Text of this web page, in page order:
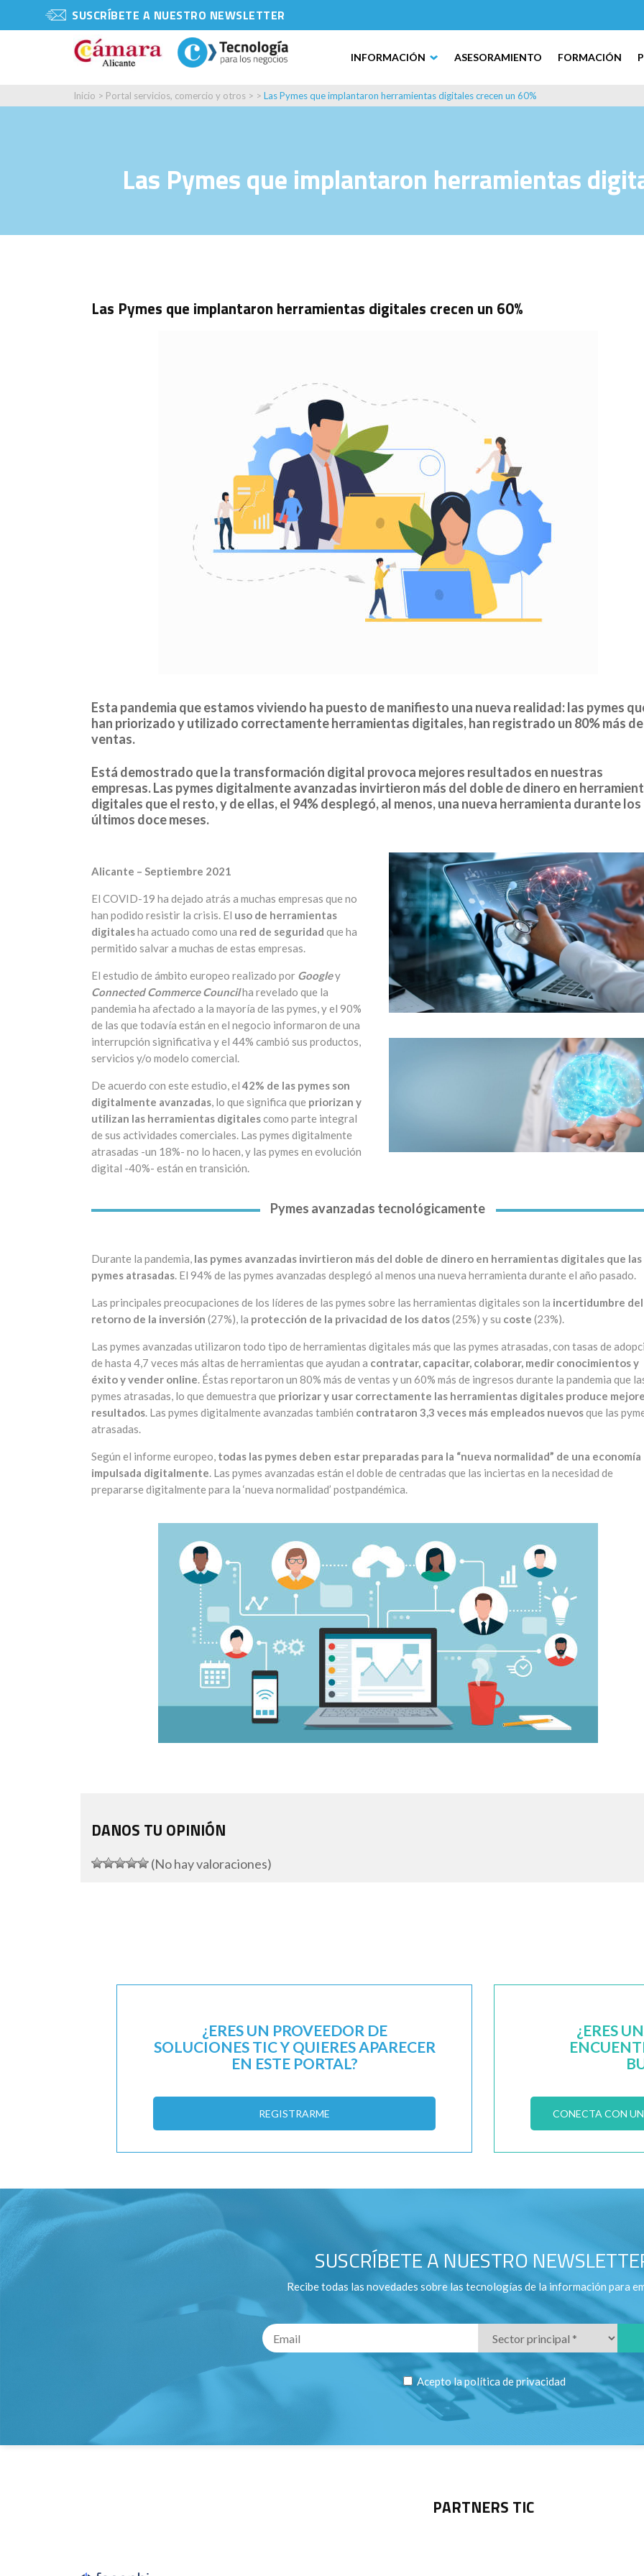
SUSCRÍBETE A NUESTRO NEWSLETTER
INFORMACIÓN ASESORAMIENTO FORMACIÓN
Inicio > Portal servicios, comercio y otros > > Las Pymes que implantaron herramientas digitales crecen un 60%
Las Pymes que implantaron herramientas
Las Pymes que implantaron herramientas digitales crecen un 60%
Esta pandemia que estamos viviendo ha puesto de manifiesto una nueva realidad: las pymes
han priorizado y utilizado correctamente herramientas digitales, han registrado un 80% más de
ventas.
Está demostrado que la transformación digital provoca mejores resultados en nuestras
empresas. Las pymes digitalmente avanzadas invirtieron más del doble de dinero en
digitales que el resto, y de ellas, el 94% desplegó, al menos, una nueva herramienta durante los
últimos doce meses.
Alicante – Septiembre 2021
El COVID-19 ha dejado atrás a muchas empresas que no
han podido resistir la crisis. El uso de herramientas
digitalesha actuado como una red de seguridad que ha
permitido salvar a muchas de estas empresas.
El estudio de ámbito europeo realizado por Googley
Connected Commerce Councilha revelado que la
pandemia ha afectado a la mayoría de las pymes, y el 90%
de las que todavía están en el negocio informaron de una
interrupción significativa y el 44% cambió sus productos,
servicios y/o modelo comercial.
De acuerdo con este estudio, el 42% de las pymes son
digitalmente avanzadas, lo que significa que priorizan y
utilizan las herramientas digitalescomo parte integral
de sus actividades comerciales. Las pymes digitalmente
atrasadas -un 18%- no lo hacen, y las pymes en evolución
digital -40%- están en transición.
Pymes avanzadas tecnológicamente
Durante la pandemia, las pymes avanzadas invirtieron más del doble de dinero en herramientas digitales que las
pymes atrasadas. El 94% de las pymes avanzadas desplegó al menos una nueva herramienta durante el año pasado.
Las principales preocupaciones de los líderes de las pymes sobre las herramientas digitales son la incertidumbre del
retorno de la inversión (27%), la protección de la privacidad de los datos(25%) y su coste (23%).
Las pymes avanzadas utilizaron todo tipo de herramientas digitales más que las pymes atrasadas, con tasas de
de hasta 4,7 veces más altas de herramientas que ayudan a contratar, capacitar, colaborar, medir conocimientos y
éxito y vender online. Éstas reportaron un 80% más de ventas y un 60% más de ingresos durante la pandemia que
pymes atrasadas, lo que demuestra que priorizar y usar correctamente las herramientas digitales produce
resultados. Las pymes digitalmente avanzadas también contrataron 3,3 veces más empleados nuevosque las
atrasadas.
Según el informe europeo, todas las pymes deben estar preparadas para la “nueva normalidad” de una economía
impulsada digitalmente. Las pymes avanzadas están el doble de centradas que las inciertas en la necesidad de
prepararse digitalmente para la ‘nueva normalidad’ postpandémica.
DANOS TU OPINIÓN
(No hay valoraciones)
¿ERES UN PROVEEDOR DE
SOLUCIONES TIC Y QUIERES APARECER
EN ESTE PORTAL?
REGISTRARME
¿ERES
CONECTA CON
SUSCRÍBETE A NUESTRO
Recibe todas las novedades sobre las tecnologías de la información para
Acepto lapolítica de privacidad
PARTNERS TIC